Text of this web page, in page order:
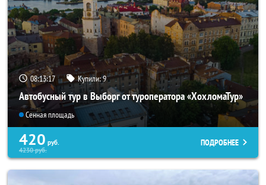
08:13:15 Купили:9
Автобусный тур в Выборг от туроператора «ХохломаТур»
Сенная площадь
420 руб.
4230руб.
ПОДРОБНЕЕ